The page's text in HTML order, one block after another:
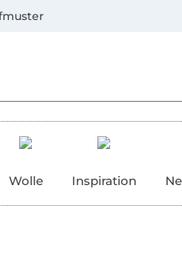
Wolle Inspiration
Kauf auf Rechnung,